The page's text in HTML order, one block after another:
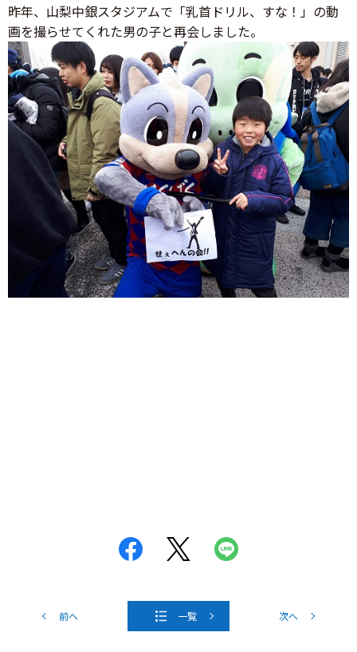
昨年、山梨中銀スタジアムで「乳首ドリル、すな！」の動
画を撮らせてくれた男の子と再会しました。
前へ 一覧 次へ